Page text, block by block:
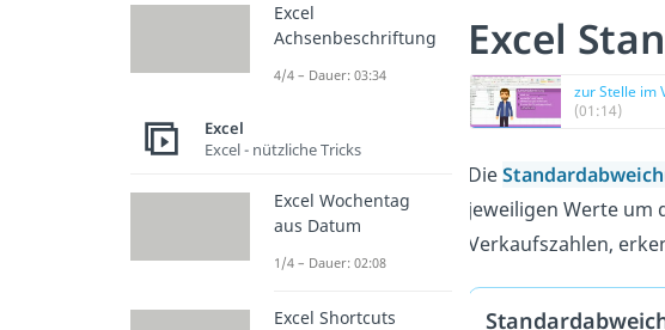
Excel
zur Stelle im
(01:14)
Die
jeweiligen Werte
Verkaufszahlen,
Excel
Achsenbeschriftung
4/4 – Dauer: 03:34
Excel
Excel - nützliche Tricks
Excel Wochentag
aus Datum
1/4 – Dauer: 02:08
Excel Shortcuts